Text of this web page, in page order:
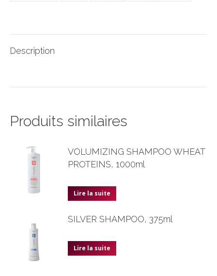
Description
Produits similaires
VOLUMIZING SHAMPOO WHEAT
PROTEINS, 1000ml
Lire la suite
SILVER SHAMPOO, 375ml
Lire la suite